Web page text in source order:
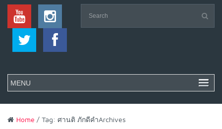
Home / Tag: ศานติ ภักดีคำArchives